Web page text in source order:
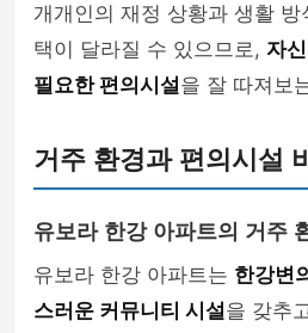
개개인의 재정 상황과 생활
택이 달라질 수 있으므로, 자
필요한 편의시설을 잘 따져보
거주 환경과 편의시설
유보라 한강 아파트의 거주
유보라 한강 아파트는 한강변
스러운 커뮤니티 시설을 갖추